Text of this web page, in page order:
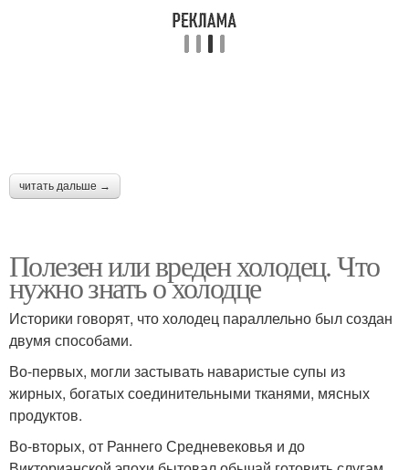
читать дальше →
Полезен или вреден холодец. Что
нужно знать о холодце
Историки говорят, что холодец параллельно был создан
двумя способами.
Во-первых, могли застывать наваристые супы из
жирных, богатых соединительными тканями, мясных
продуктов.
Во-вторых, от Раннего Средневековья и до